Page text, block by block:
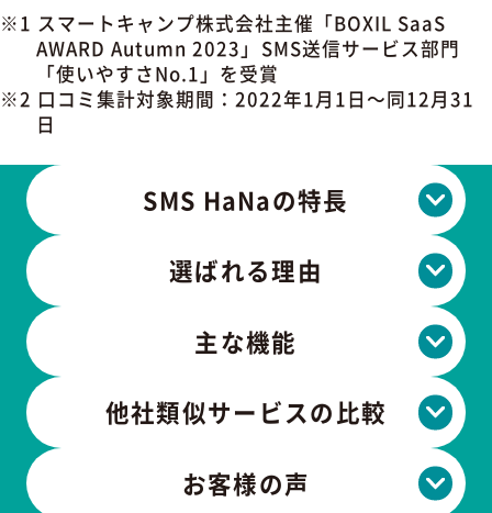
※1 スマートキャンプ株式会社主催「BOXIL SaaS
AWARD Autumn 2023」SMS送信サービス部門
「使いやすさNo.1」を受賞
※2 口コミ集計対象期間：2022年1月1日～同12月31
日
SMS HaNaの特長
選ばれる理由
主な機能
他社類似サービスの比較
お客様の声